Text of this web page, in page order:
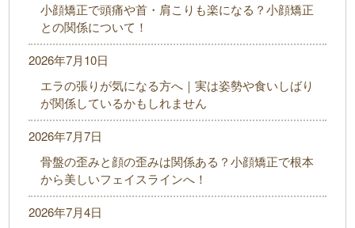
小顔矯正で頭痛や首・肩こりも楽になる？小顔矯正
との関係について！
エラの張りが気になる方へ｜実は姿勢や食いしばり
が関係しているかもしれません
2026年7月10日
骨盤の歪みと顔の歪みは関係ある？小顔矯正で根本
から美しいフェイスラインへ！
2026年7月7日
2026年7月4日